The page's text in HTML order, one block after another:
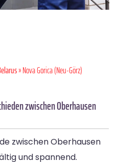
» Nova Gorica (Neu-Görz)
zwischen Oberhausen
zwischen Oberhausen
und spannend.